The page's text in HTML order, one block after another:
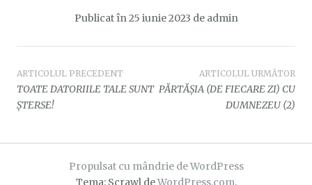
Publicat în 25 iunie 2023 de admin
Navigare
în
ARTICOLUL PRECEDENT
TOATE DATORIILE TALE SUNT
ȘTERSE!
ARTICOLUL URMĂTOR
PĂRTĂȘIA (DE FIECARE ZI) CU
DUMNEZEU (2)
Propulsat cu mândrie de WordPress
Tema: Scrawl deWordPress.com.